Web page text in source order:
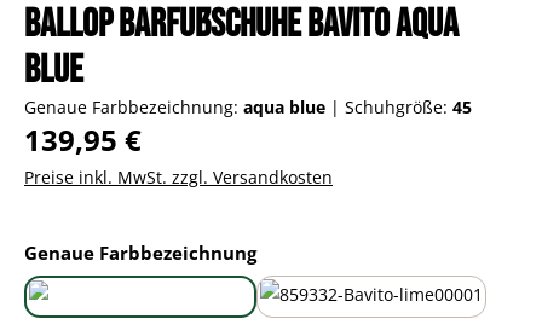
Ballop Barfußschuhe Bavito aqua
blue
Genaue Farbbezeichnung: aqua blue | Schuhgröße: 45
Regulärer Preis:
139,95 €
Preise inkl. MwSt. zzgl. Versandkosten
Genaue Farbbezeichnungauswählen
aqua blue